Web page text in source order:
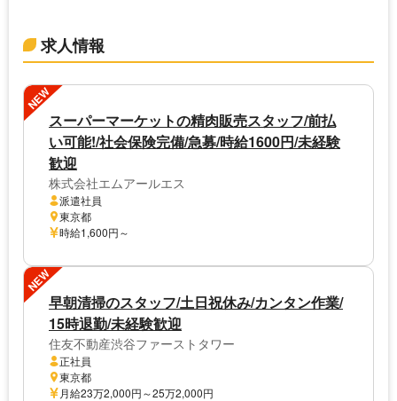
求人情報
NEW
スーパーマーケットの精肉販売スタッフ/前払
い可能!/社会保険完備/急募/時給1600円/未経験
歓迎
株式会社エムアールエス
派遣社員
東京都
時給1,600円～
NEW
早朝清掃のスタッフ/土日祝休み/カンタン作業/
15時退勤/未経験歓迎
住友不動産渋谷ファーストタワー
正社員
東京都
月給23万2,000円～25万2,000円